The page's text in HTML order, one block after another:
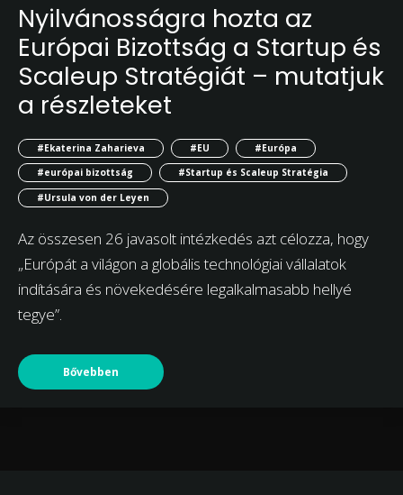
Nyilvánosságra hozta az
Európai Bizottság a Startup és
Scaleup Stratégiát – mutatjuk
a részleteket
#Ekaterina Zaharieva #EU
#Európa
#európai bizottság
#Startup és Scaleup Stratégia
#Ursula von der Leyen
Az összesen 26 javasolt intézkedés azt célozza, hogy
„Európát a világon a globális technológiai vállalatok
indítására és növekedésére legalkalmasabb hellyé
tegye”.
Bővebben